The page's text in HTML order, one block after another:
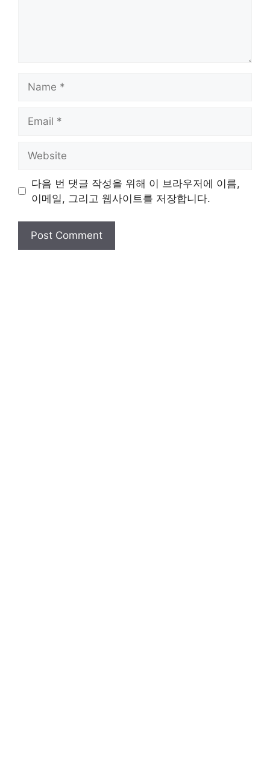
다음 번 댓글 작성을 위해 이 브라우저에 이름,
이메일, 그리고 웹사이트를 저장합니다.